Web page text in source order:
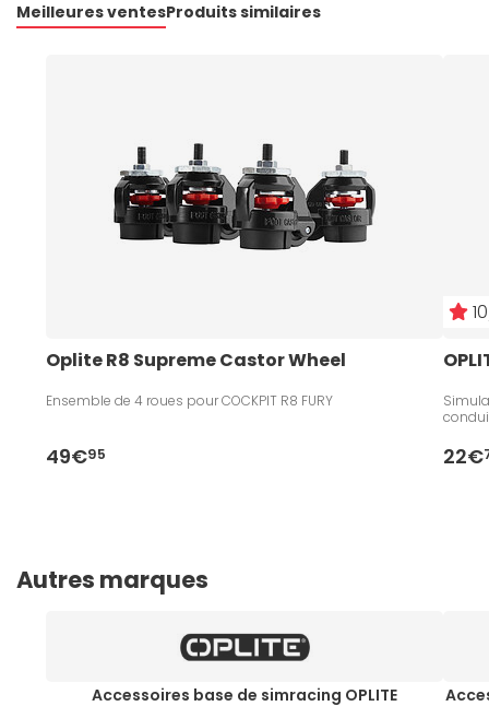
Meilleures ventesProduits similaires
Oplite R8 Supreme Castor Wheel
Ensemble de 4 roues pour COCKPIT R8 FURY
49€95 22€
Autres marques
Accessoires base de simracing OPLITE